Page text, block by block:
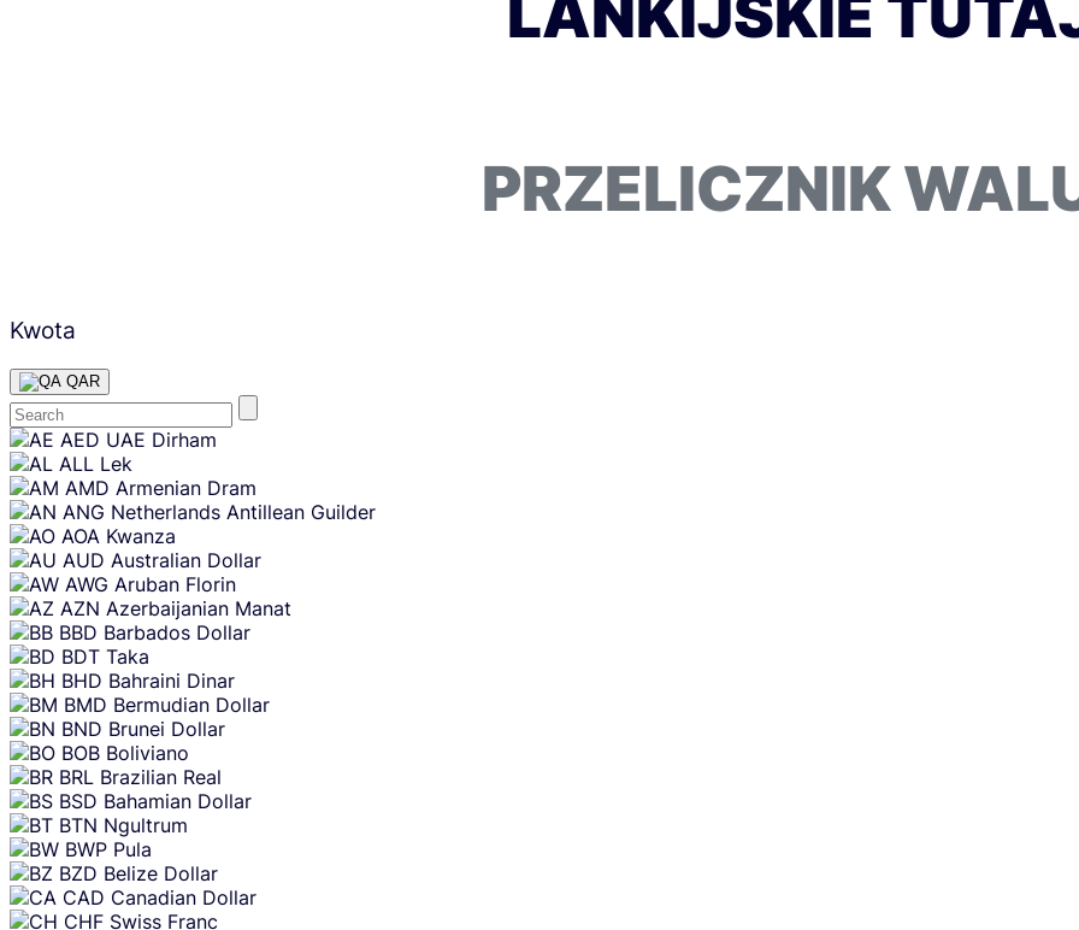
PRZELICZNIK
Kwota
QAR
Skip
content
AED UAE Dirham
ALL Lek
AMD Armenian Dram
ANG Netherlands Antillean Guilder
AOA Kwanza
AUD Australian Dollar
AWG Aruban Florin
AZN Azerbaijanian Manat
BBD Barbados Dollar
BDT Taka
BHD Bahraini Dinar
BMD Bermudian Dollar
BND Brunei Dollar
BOB Boliviano
BRL Brazilian Real
BSD Bahamian Dollar
BTN Ngultrum
BWP Pula
BZD Belize Dollar
CAD Canadian Dollar
CHF Swiss Franc